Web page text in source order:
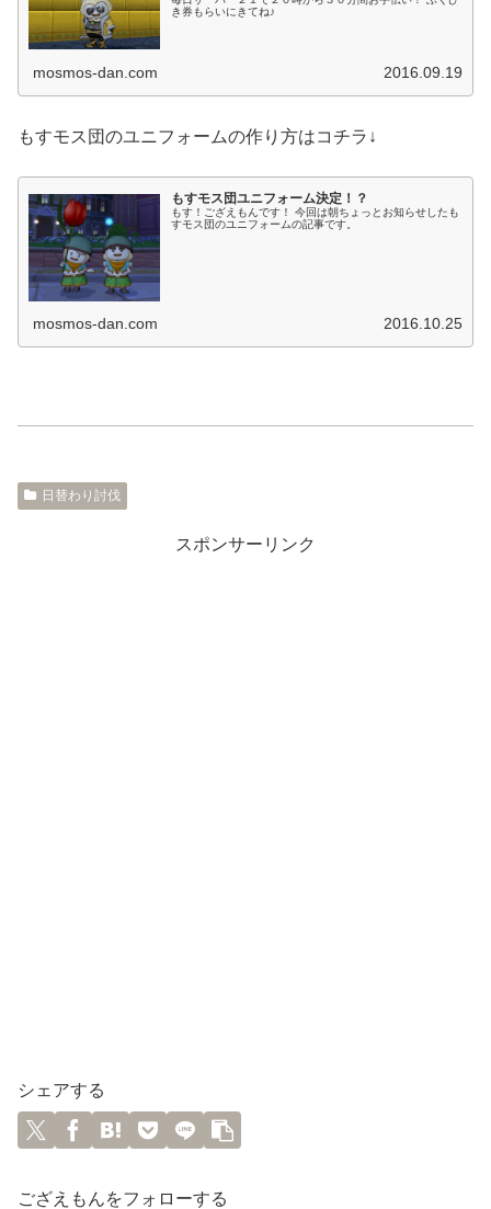
き券もらいにきてね♪
mosmos-dan.com 2016.09.19
もすモス団のユニフォームの作り方はコチラ↓
もすモス団ユニフォーム決定！？
もす！ござえもんです！ 今回は朝ちょっとお知らせしたも
すモス団のユニフォームの記事です。
mosmos-dan.com 2016.10.25
日替わり討伐
スポンサーリンク
シェアする
ござえもんをフォローする